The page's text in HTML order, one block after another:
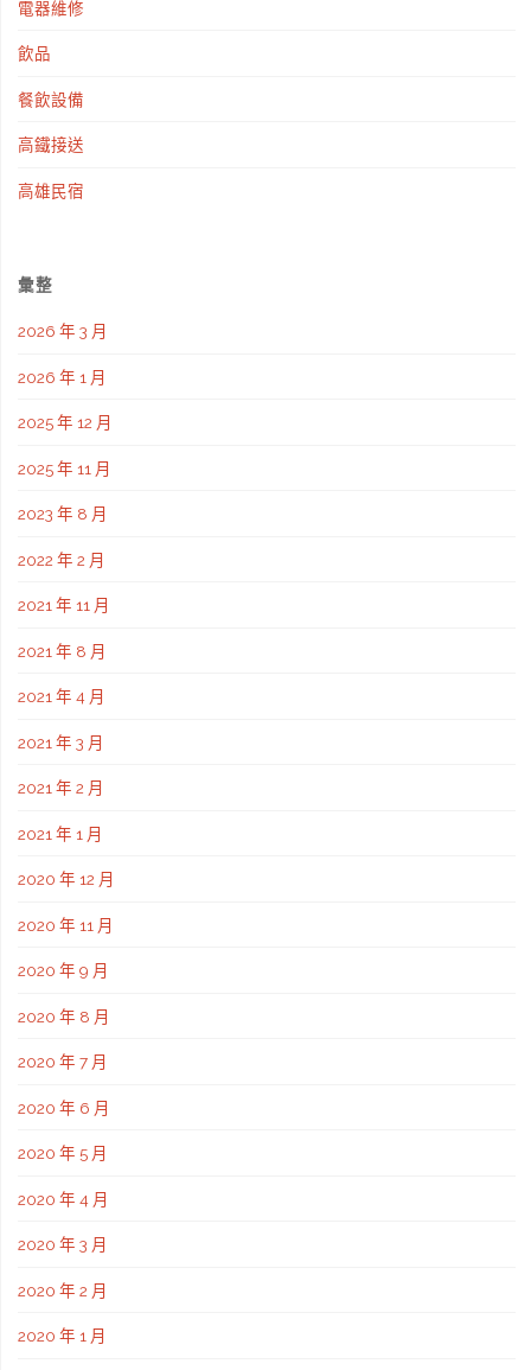
電器維修
飲品
餐飲設備
高鐵接送
高雄民宿
彙整
2026 年 3 月
2026 年 1 月
2025 年 12 月
2025 年 11 月
2023 年 8 月
2022 年 2 月
2021 年 11 月
2021 年 8 月
2021 年 4 月
2021 年 3 月
2021 年 2 月
2021 年 1 月
2020 年 12 月
2020 年 11 月
2020 年 9 月
2020 年 8 月
2020 年 7 月
2020 年 6 月
2020 年 5 月
2020 年 4 月
2020 年 3 月
2020 年 2 月
2020 年 1 月